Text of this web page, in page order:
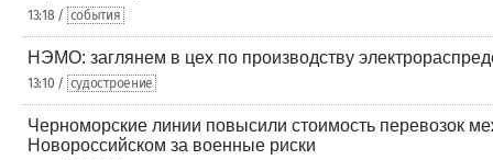
13:18 / события
НЭМО: заглянем в цех по производству
13:10 / судостроение
Черноморские линии повысили стоимость перевозок
Новороссийском за военные риски